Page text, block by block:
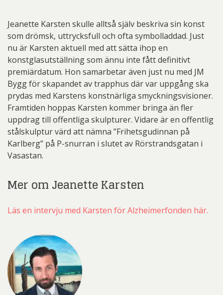
Jeanette Karsten skulle alltså själv beskriva sin konst
som drömsk, uttrycksfull och ofta symbolladdad. Just
nu är Karsten aktuell med att sätta ihop en
konstglasutställning som ännu inte fått definitivt
premiärdatum. Hon samarbetar även just nu med JM
Bygg för skapandet av trapphus där var uppgång ska
prydas med Karstens konstnärliga smyckningsvisioner.
Framtiden hoppas Karsten kommer bringa än fler
uppdrag till offentliga skulpturer. Vidare är en offentlig
stålskulptur värd att nämna ”Frihetsgudinnan på
Karlberg” på P-snurran i slutet av Rörstrandsgatan i
Vasastan.
Mer om Jeanette Karsten
Läs en intervju med Karsten för Alzheimerfonden här.